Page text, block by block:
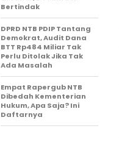
Bertindak
DPRD NTB PDIP Tantang
Demokrat, Audit Dana
BTT Rp484 Miliar Tak
Perlu Ditolak Jika Tak
Ada Masalah
Empat Rapergub NTB
Dibedah Kementerian
Hukum, Apa Saja? Ini
Daftarnya